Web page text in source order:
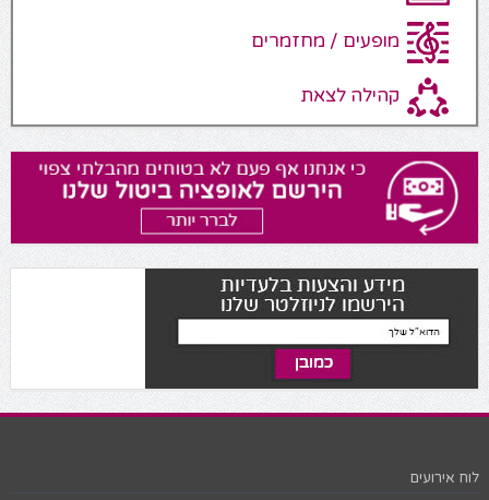
מופעים / מחזמרים
קהילה לצאת
לוח אירועים